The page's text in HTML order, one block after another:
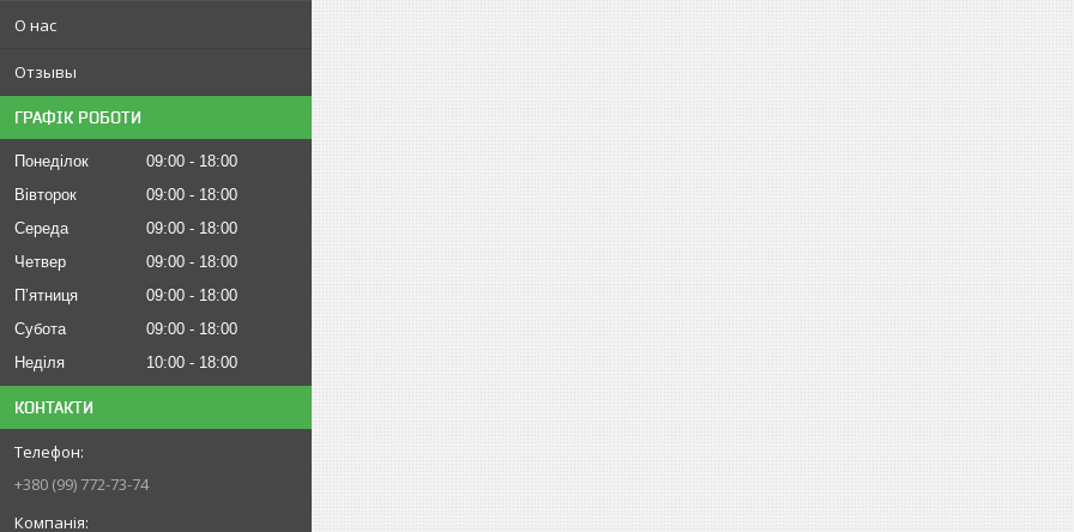
О нас
Отзывы
ГРАФІК РОБОТИ
Понеділок 09:00
18:00
Вівторок
09:00
18:00
Середа
09:00
18:00
Четвер
09:00
18:00
Пʼятниця
09:00
18:00
Субота
09:00
18:00
Неділя
10:00 18:00
КОНТАКТИ
+380 (99) 772-73-74